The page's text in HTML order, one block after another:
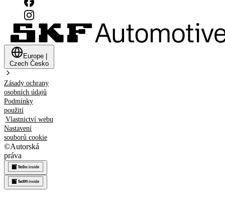
Europe
Czech Česko
Zásady ochrany
osobních údajů
Podmínky
použití
Vlastnictví webu
Nastavení
souborů cookie
©Autorská
práva